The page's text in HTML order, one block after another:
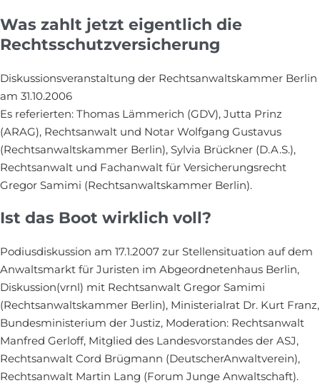
Was zahlt jetzt eigentlich die
Rechtsschutzversicherung
Diskussionsveranstaltung der Rechtsanwaltskammer Berlin
am 31.10.2006
Es referierten: Thomas Lämmerich (GDV), Jutta Prinz
(ARAG), Rechtsanwalt und Notar Wolfgang Gustavus
(Rechtsanwaltskammer Berlin), Sylvia Brückner (D.A.S.),
Rechtsanwalt und Fachanwalt für Versicherungsrecht
Gregor Samimi (Rechtsanwaltskammer Berlin).
Ist das Boot wirklich voll?
Podiusdiskussion am 17.1.2007 zur Stellensituation auf dem
Anwaltsmarkt für Juristen im Abgeordnetenhaus Berlin,
Diskussion(vrnl) mit Rechtsanwalt Gregor Samimi
(Rechtsanwaltskammer Berlin), Ministerialrat Dr. Kurt Franz,
Bundesministerium der Justiz, Moderation: Rechtsanwalt
Manfred Gerloff, Mitglied des Landesvorstandes der ASJ,
Rechtsanwalt Cord Brügmann (DeutscherAnwaltverein),
Rechtsanwalt Martin Lang (Forum Junge Anwaltschaft).